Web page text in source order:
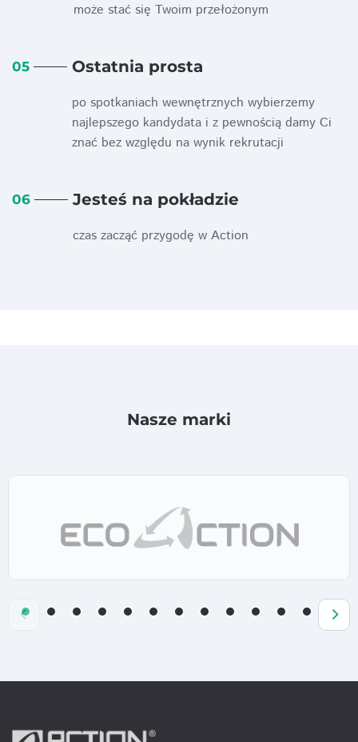
może stać się Twoim przełożonym
05 Ostatnia prosta
po spotkaniach wewnętrznych wybierzemy
najlepszego kandydata i z pewnością damy Ci
znać bez względu na wynik rekrutacji
06 Jesteś na pokładzie
czas zacząć przygodę w Action
Nasze marki